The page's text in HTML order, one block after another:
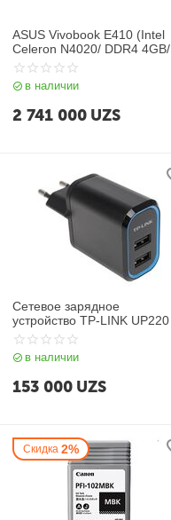
ASUS Vivobook E410 (Intel
Celeron N4020/ DDR4 4GB/
SSD 512GB/ 14" HD/ Intel
UHD Graphics/ Win11/ RU)
Blueв наличии
2 741 000 UZS
Сетевое зарядное
устройство TP-LINK UP220
в наличии
153 000 UZS
Скидка 2%